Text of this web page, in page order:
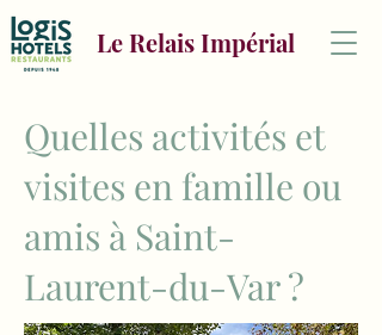
Le Relais Impérial
Quelles activités et
visites en famille ou
amis à Saint-
Laurent-du-Var ?